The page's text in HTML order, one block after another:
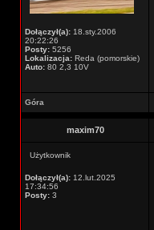
Dołączył(a): 18.sty.2006
20:22:26
Posty: 5256
Lokalizacja: Reda (pomorskie)
Auto: 80 2,3 10V
Góra
maxim70
Użytkownik
Dołączył(a): 12.lut.2025
17:34:56
Posty: 3